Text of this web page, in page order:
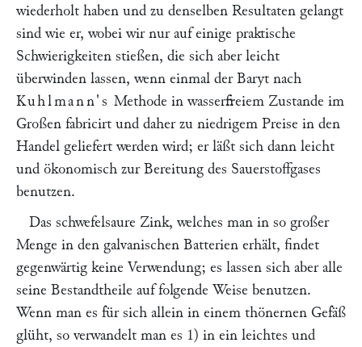
wiederholt haben und zu denselben Resultaten gelangt
sind wie er, wobei wir nur auf einige praktische
Schwierigkeiten stießen, die sich aber leicht
überwinden lassen, wenn einmal der Baryt nach
Kuhlmann's Methode in wasserfreiem Zustande im
Großen fabricirt und daher zu niedrigem Preise in den
Handel geliefert werden wird; er läßt sich dann leicht
und ökonomisch zur Bereitung des Sauerstoffgases
benutzen.
Das schwefelsaure Zink, welches man in so großer
Menge in den galvanischen Batterien erhält, findet
gegenwärtig keine Verwendung; es lassen sich aber alle
seine Bestandtheile auf folgende Weise benutzen.
Wenn man es für sich allein in einem thönernen Gefäß
glüht, so verwandelt man es 1) in ein leichtes und